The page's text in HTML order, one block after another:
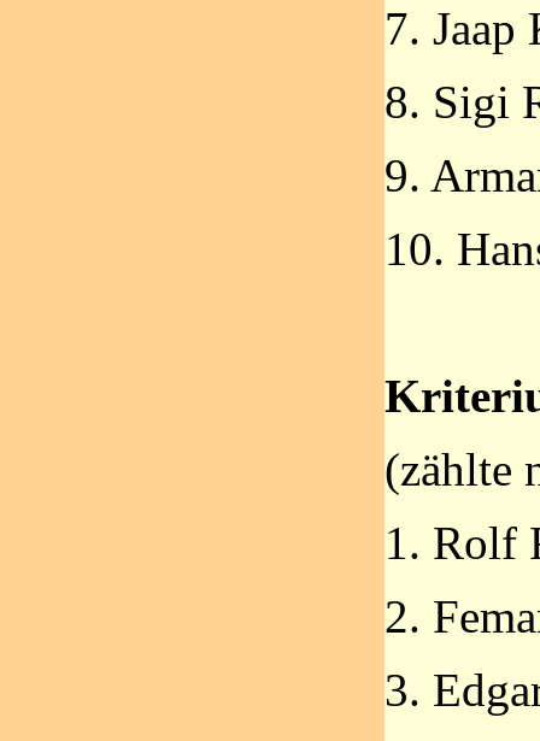
7. Jaap
8. Sigi
9.
10.
(zählte
1. Rolf
2.
3.